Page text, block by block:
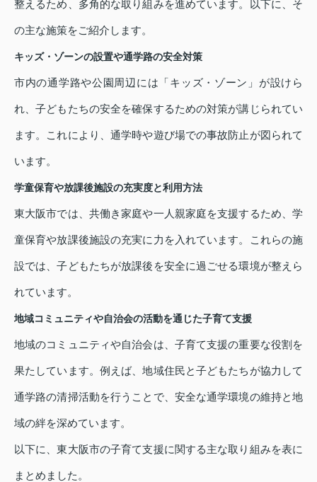
整えるため、多角的な取り組みを進めています。以下に、そ
の主な施策をご紹介します。
キッズ・ゾーンの設置や通学路の安全対策
市内の通学路や公園周辺には「キッズ・ゾーン」が設けら
れ、子どもたちの安全を確保するための対策が講じられてい
ます。これにより、通学時や遊び場での事故防止が図られて
います。
学童保育や放課後施設の充実度と利用方法
東大阪市では、共働き家庭や一人親家庭を支援するため、学
童保育や放課後施設の充実に力を入れています。これらの施
設では、子どもたちが放課後を安全に過ごせる環境が整えら
れています。
地域コミュニティや自治会の活動を通じた子育て支援
地域のコミュニティや自治会は、子育て支援の重要な役割を
果たしています。例えば、地域住民と子どもたちが協力して
通学路の清掃活動を行うことで、安全な通学環境の維持と地
域の絆を深めています。
以下に、東大阪市の子育て支援に関する主な取り組みを表に
まとめました。